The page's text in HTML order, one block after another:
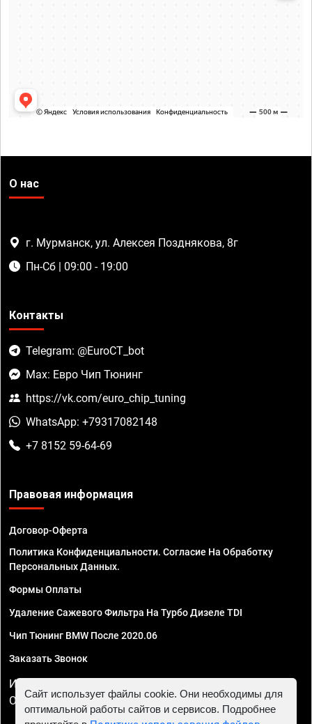
О нас
г. Мурманск, ул. Алексея Позднякова, 8г
Пн-Сб | 09:00 - 19:00
Контакты
Telegram: @EuroCT_bot
Max: Евро Чип Тюнинг
https://vk.com/euro_chip_tuning
WhatsApp: +79317082148
+7 8152 59-64-69
Правовая информация
Договор-Оферта
Политика Конфиденциальности. Согласие На Обработку
Персональных Данных.
Формы Оплаты
Удаление Сажевого Фильтра На Турбо Дизеле TDI
Чип Тюнинг BMW После 2020.06
Заказать Звонок
ИП Смирнов Георгий Павлович. ИНН 781302555843,
ОГРНИП 324470400032610
Сайт использует файлы cookie. Они необходимы для
оптимальной работы сайтов и сервисов. Подробнее